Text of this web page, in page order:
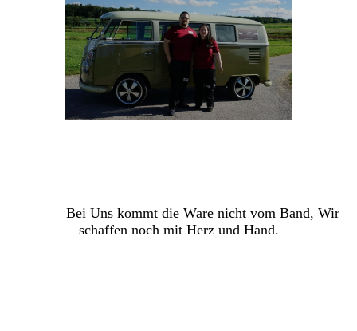
Bei Uns kommt die Ware nicht vom Band, Wir
schaffen noch mit Herz und Hand.